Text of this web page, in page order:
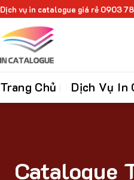
Dịch vụ in catalogue giá rẻ 0903
Trang Chủ Dịch Vụ In
Catalogue